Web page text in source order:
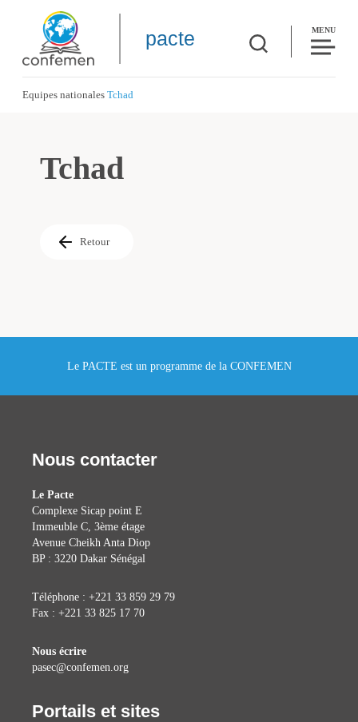
pacte MENU
Equipes nationales Tchad
Tchad
Retour
Le PACTE est un programme de la CONFEMEN
Nous contacter
Le Pacte
Complexe Sicap point E
Immeuble C, 3ème étage
Avenue Cheikh Anta Diop
BP : 3220 Dakar Sénégal
Téléphone : +221 33 859 29 79
Fax : +221 33 825 17 70
Nous écrire
pasec@confemen.org
Portails et sites